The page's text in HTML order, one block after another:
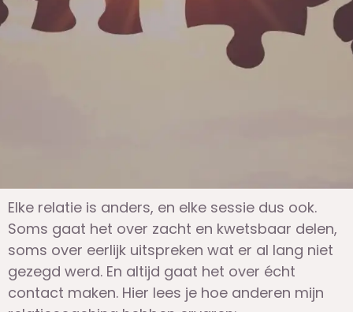
Elke relatie is anders, en elke sessie dus ook.
Soms gaat het over zacht en kwetsbaar delen,
soms over eerlijk uitspreken wat er al lang niet
gezegd werd. En altijd gaat het over écht
contact maken. Hier lees je hoe anderen mijn